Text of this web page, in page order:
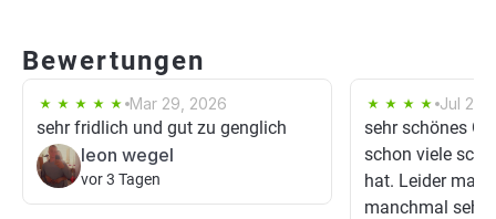
Bewertungen
Mar 29, 2026
sehr fridlich und gut zu genglich
leon wegel
vor 3 Tagen
Jul 25,
sehr schönes
schon viele
hat. Leider
manchmal sehr